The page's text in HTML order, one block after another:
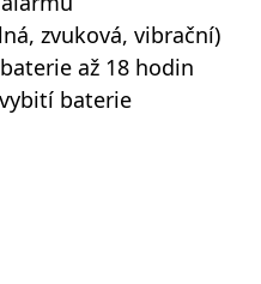
zvuková, vibrační)
až 18 hodin
baterie